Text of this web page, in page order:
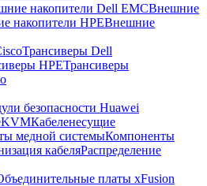
накопители Dell EMCВнешние
накопители HPEВнешние
Трансиверы Dell
HPEТрансиверы
безопасности Huawei
KVMКабеленесущие
медной системыКомпоненты
кабеляРаспределение
платы xFusion